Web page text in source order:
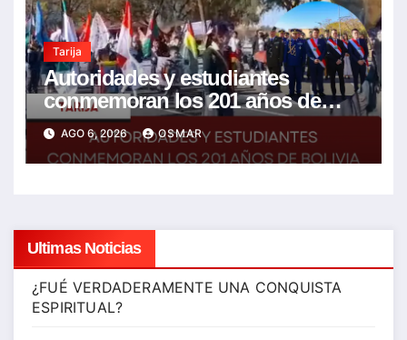
Tarija
Autoridades y estudiantes
conmemoran los 201 años de
Bolivia con la esperanza de un
mejor futuro
AGO 6, 2026 OSMAR
Ultimas Noticias
¿FUÉ VERDADERAMENTE UNA CONQUISTA
ESPIRITUAL?